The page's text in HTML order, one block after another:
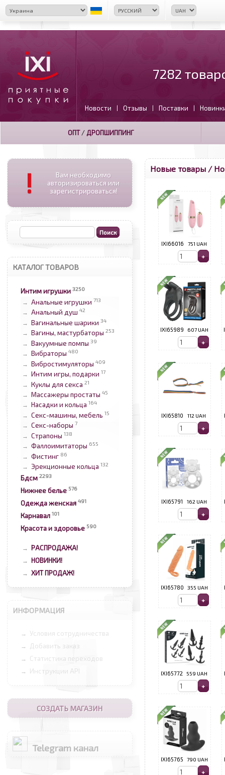
7282
Новости | Отзывы | Поставки |
ОПТ/ ДРОПШИППИНГ
!
Вам необходимо
авторизироваться или
зарегистрироваться!
КАТАЛОГ ТОВАРОВ
Интим игрушки 3250
→ Анальные игрушки 713
→ Анальный душ 42
→ Вагинальные шарики 34
→ Вагины, мастурбаторы 253
→ Вакуумные помпы 39
→ Вибраторы 480
→ Вибростимуляторы 409
→ Интим игры, подарки 17
→ Куклы для секса 21
→ Массажеры простаты 45
→ Насадки и кольца 164
→ Секс-машины, мебель 15
→ Секс-наборы 7
→ Страпоны 138
→ Фаллоимитаторы 655
→ Фистинг 86
→ Эрекционные кольца 132
Бдсм 2293
Нижнее белье 576
Одежда женская 491
Карнавал 101
Красота и здоровье 590
→ РАСПРОДАЖА!
→ НОВИНКИ!
→ ХИТ ПРОДАЖ!
ИНФОРМАЦИЯ
→ Условия сотрудничества
→ Добавить заказ
→ Статистика переходов
→ Инструкции API
СОЗДАТЬ МАГАЗИН
Telegram канал
Новые товары /
IXI66016 751 UAH
IXI65989 607 UAH
IXI65810 112 UAH
IXI65791 162 UAH
IXI65780 355 UAH
IXI65772 559 UAH
IXI65765 790 UAH